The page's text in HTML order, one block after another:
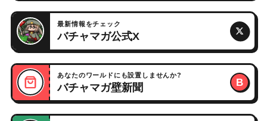
最新情報をチェック
バチャマガ公式X
あなたのワールドにも設置しませんか?
バチャマガ壁新聞 B